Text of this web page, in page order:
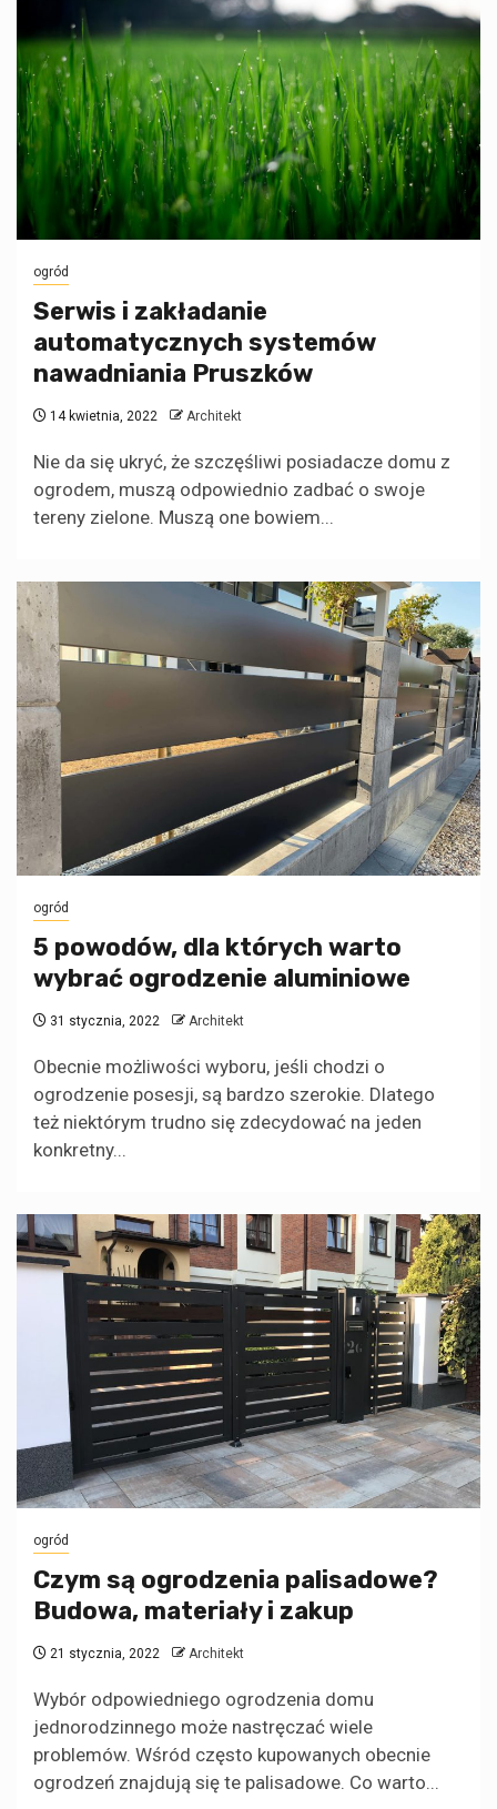
ogród
Serwis i zakładanie
automatycznych systemów
nawadniania Pruszków
14 kwietnia, 2022 Architekt
Nie da się ukryć, że szczęśliwi posiadacze domu z
ogrodem, muszą odpowiednio zadbać o swoje
tereny zielone. Muszą one bowiem...
ogród
5 powodów, dla których warto
wybrać ogrodzenie aluminiowe
31 stycznia, 2022 Architekt
Obecnie możliwości wyboru, jeśli chodzi o
ogrodzenie posesji, są bardzo szerokie. Dlatego
też niektórym trudno się zdecydować na jeden
konkretny...
ogród
Czym są ogrodzenia palisadowe?
Budowa, materiały i zakup
21 stycznia, 2022 Architekt
Wybór odpowiedniego ogrodzenia domu
jednorodzinnego może nastręczać wiele
problemów. Wśród często kupowanych obecnie
ogrodzeń znajdują się te palisadowe. Co warto...